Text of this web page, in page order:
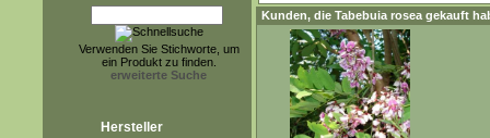
Verwenden Sie Stichworte, um
ein Produkt zu finden.
erweiterte Suche
Hersteller
Kunden, die Tabebuia rosea gekauft